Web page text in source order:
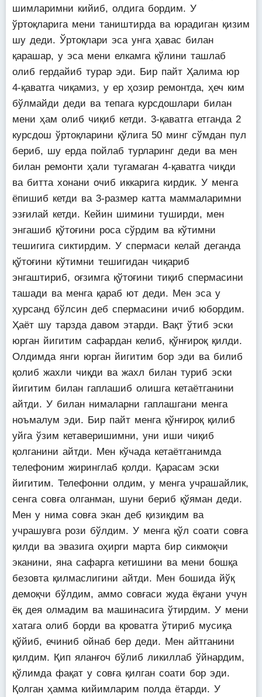
шимларимни кийиб, олдига бордим. У
ўртоқларига мени таништирда ва юрадиган қизим
шу деди. Ўртоқлари эса унга ҳавас билан
қарашар, у эса мени елкамга қўлини ташлаб
олиб гердайиб турар эди. Бир пайт Ҳалима юр
4-қаватга чиқамиз, у ер ҳозир ремонтда, ҳеч ким
бўлмайди деди ва тепага курсдошлари билан
мени ҳам олиб чиқиб кетди. 3-қаватга етганда 2
курсдош ўртоқларини қўлига 50 минг сўмдан пул
бериб, шу ерда пойлаб турларинг деди ва мен
билан ремонти ҳали тугамаган 4-қаватга чиқди
ва битта хонани очиб иккарига кирдик. У менга
ёпишиб кетди ва 3-размер катта маммаларимни
эзғилай кетди. Кейин шимини туширди, мен
энгашиб қўтоғини роса сўрдим ва кўтимни
тешигига сиктирдим. У спермаси келай деганда
қўтоғини кўтимни тешигидан чиқариб
энгаштириб, оғзимга қўтоғини тиқиб спермасини
ташади ва менга қараб ют деди. Мен эса у
ҳурсанд бўлсин деб спермасини ичиб юбордим.
Ҳаёт шу тарзда давом этарди. Вақт ўтиб эски
юрган йигитим сафардан келиб, қўнғироқ қилди.
Олдимда янги юрган йигитим бор эди ва билиб
қолиб жахли чиқди ва жахл билан туриб эски
йигитим билан гаплашиб олишга кетаётганини
айтди. У билан нималарни гаплашгани менга
ноъмалум эди. Бир пайт менга қўнғироқ қилиб
уйга ўзим кетаверишимни, уни иши чиқиб
қолганини айтди. Мен кўчада кетаётганимда
телефоним жиринглаб қолди. Қарасам эски
йигитим. Телефонни олдим, у менга учрашайлик,
сенга совға олганман, шуни бериб қўяман деди.
Мен у нима совға экан деб қизиқдим ва
учрашувга рози бўлдим. У менга қўл соати совға
қилди ва эвазига оҳирги марта бир сикмоқчи
эканини, яна сафарга кетишини ва мени бошқа
безовта қилмаслигини айтди. Мен бошида йўқ
демоқчи бўлдим, аммо совғаси жуда ёқгани учун
ёқ дея олмадим ва машинасига ўтирдим. У мени
хатага олиб борди ва кроватга ўтириб мусиқа
қўйиб, ечиниб ойнаб бер деди. Мен айтганини
қилдим. Қип яланғоч бўлиб ликиллаб ўйнардим,
қўлимда фақат у совға қилган соати бор эди.
Қолган ҳамма кийимларим полда ётарди. У